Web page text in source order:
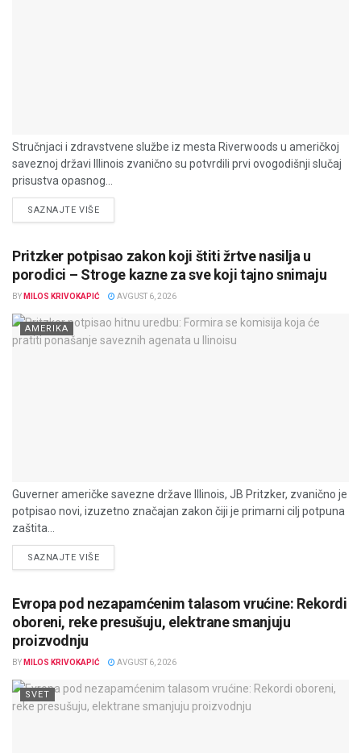
Stručnjaci i zdravstvene službe iz mesta Riverwoods u američkoj
saveznoj državi Illinois zvanično su potvrdili prvi ovogodišnji slučaj
prisustva opasnog...
SAZNAJTE VIŠEDETAILS
Pritzker potpisao zakon koji štiti žrtve nasilja u
porodici – Stroge kazne za sve koji tajno snimaju
BY MILOS KRIVOKAPIĆ AVGUST 6, 2026
AMERIKA
Guverner američke savezne države Illinois, JB Pritzker, zvanično je
potpisao novi, izuzetno značajan zakon čiji je primarni cilj potpuna
zaštita...
SAZNAJTE VIŠEDETAILS
Evropa pod nezapamćenim talasom vrućine: Rekordi
oboreni, reke presušuju, elektrane smanjuju
proizvodnju
BY MILOS KRIVOKAPIĆ AVGUST 6, 2026
SVET